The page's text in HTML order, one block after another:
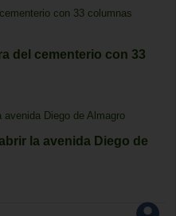
del cementerio con 33
la avenida Diego de